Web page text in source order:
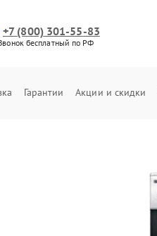
+7 (800) 301-55-83
бесплатный по РФ
Гарантии Акции и скидки